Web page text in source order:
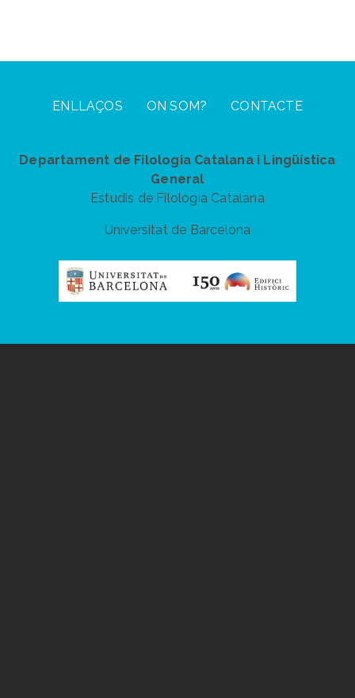
Menu
ENLLAÇOS ON SOM? CONTACTE
Departament de Filologia Catalana i Lingüística
General
Estudis de Filologia Catalana
Universitat de Barcelona